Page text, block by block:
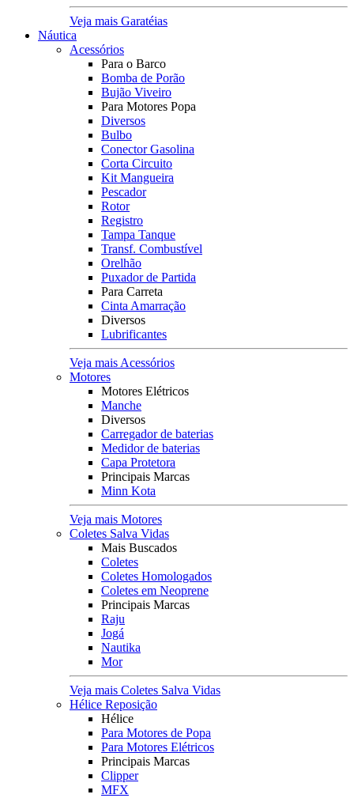
Veja mais Garatéias
Náutica
Acessórios
Para o Barco
Bomba de Porão
Bujão Viveiro
Para Motores Popa
Diversos
Bulbo
Conector Gasolina
Corta Circuito
Kit Mangueira
Pescador
Rotor
Registro
Tampa Tanque
Transf. Combustível
Orelhão
Puxador de Partida
Para Carreta
Cinta Amarração
Diversos
Lubrificantes
Veja mais Acessórios
Motores
Motores Elétricos
Manche
Diversos
Carregador de baterias
Medidor de baterias
Capa Protetora
Principais Marcas
Minn Kota
Veja mais Motores
Coletes Salva Vidas
Mais Buscados
Coletes
Coletes Homologados
Coletes em Neoprene
Principais Marcas
Raju
Jogá
Nautika
Mor
Veja mais Coletes Salva Vidas
Hélice Reposição
Hélice
Para Motores de Popa
Para Motores Elétricos
Principais Marcas
Clipper
MFX